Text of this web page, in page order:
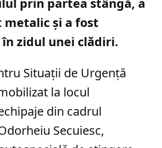
prin partea stângă, a
și a fost
zidul unei clădiri.
Situații de Urgență
la locul
din cadrul
Secuiesc,